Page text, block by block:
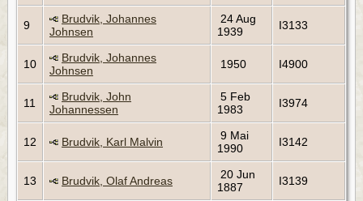
9
Brudvik, Johannes
Johnsen
24 Aug
1939
I3133
10
Brudvik, Johannes
Johnsen
1950 I4900
11
Brudvik, John
Johannessen
5 Feb
1983
I3974
12 Brudvik, Karl Malvin
9 Mai
1990
I3142
13 Brudvik, Olaf Andreas
20 Jun
1887
I3139